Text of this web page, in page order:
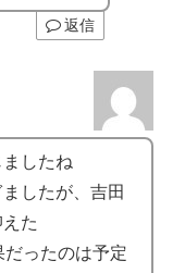
返信
したね
したが、吉田
た
ったのは予定